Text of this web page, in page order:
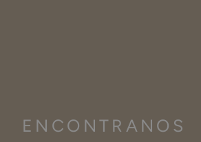
ENCONTRANOS